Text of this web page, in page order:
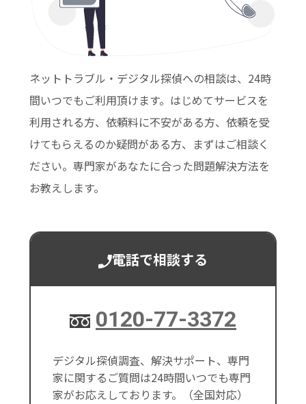
ネットトラブル・デジタル探偵への相談は、24時
間いつでもご利用頂けます。はじめてサービスを
利用される方、依頼料に不安がある方、依頼を受
けてもらえるのか疑問がある方、まずはご相談く
ださい。専門家があなたに合った問題解決方法を
お教えします。
電話で相談する
0120-77-3372
デジタル探偵調査、解決サポート、専門
家に関するご質問は24時間いつでも専門
家がお応えしております。（全国対応）